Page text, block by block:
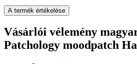
A termék értékelése
Vásárlói vélemény
Patchology moodpatch